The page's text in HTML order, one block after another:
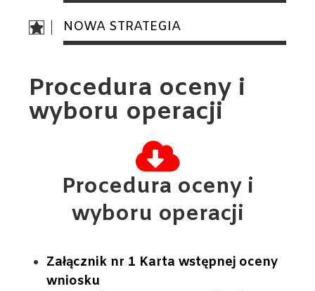
NOWA STRATEGIA
Procedura oceny i
wyboru operacji
Procedura oceny i
wyboru operacji
Załącznik nr 1 Karta wstępnej oceny
wniosku